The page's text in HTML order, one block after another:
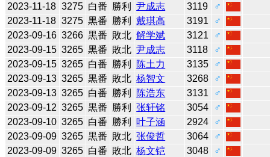
2023-11-18 3275 白番 勝利 尹成志 3119
♂
2023-11-18 3275 黒番 勝利 戴琪高 3191
♂
2023-09-16 3266 黒番 敗北 解学斌 3121
♂
2023-09-15 3265 黒番 敗北 尹成志 3118
♂
2023-09-15 3265 白番 勝利 陈土力 3135
♂
2023-09-13 3265 黒番 敗北 杨智文 3268
♂
2023-09-13 3265 白番 勝利 陈浩东 3131
♂
2023-09-12 3265 黒番 勝利 张轩铭 3054
♂
2023-09-10 3265 白番 勝利 叶子涵 2924
♂
2023-09-09 3265 黒番 敗北 张俊哲 3064
♂
2023-09-09 3265 白番 敗北 杨文铠 3048
♂